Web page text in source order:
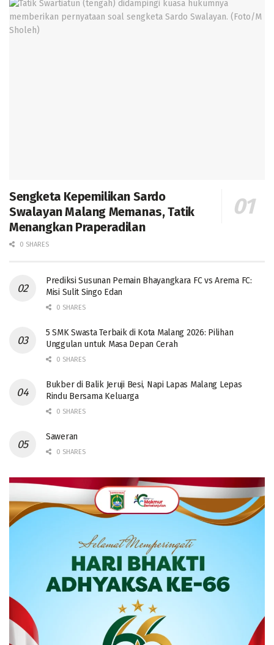
Sengketa Kepemilikan Sardo
Swalayan Malang Memanas, Tatik
Menangkan Praperadilan
0 SHARES
Prediksi Susunan Pemain Bhayangkara FC vs Arema FC:
Misi Sulit Singo Edan
0 SHARES
5 SMK Swasta Terbaik di Kota Malang 2026: Pilihan
Unggulan untuk Masa Depan Cerah
0 SHARES
Bukber di Balik Jeruji Besi, Napi Lapas Malang Lepas
Rindu Bersama Keluarga
0 SHARES
Saweran
0 SHARES